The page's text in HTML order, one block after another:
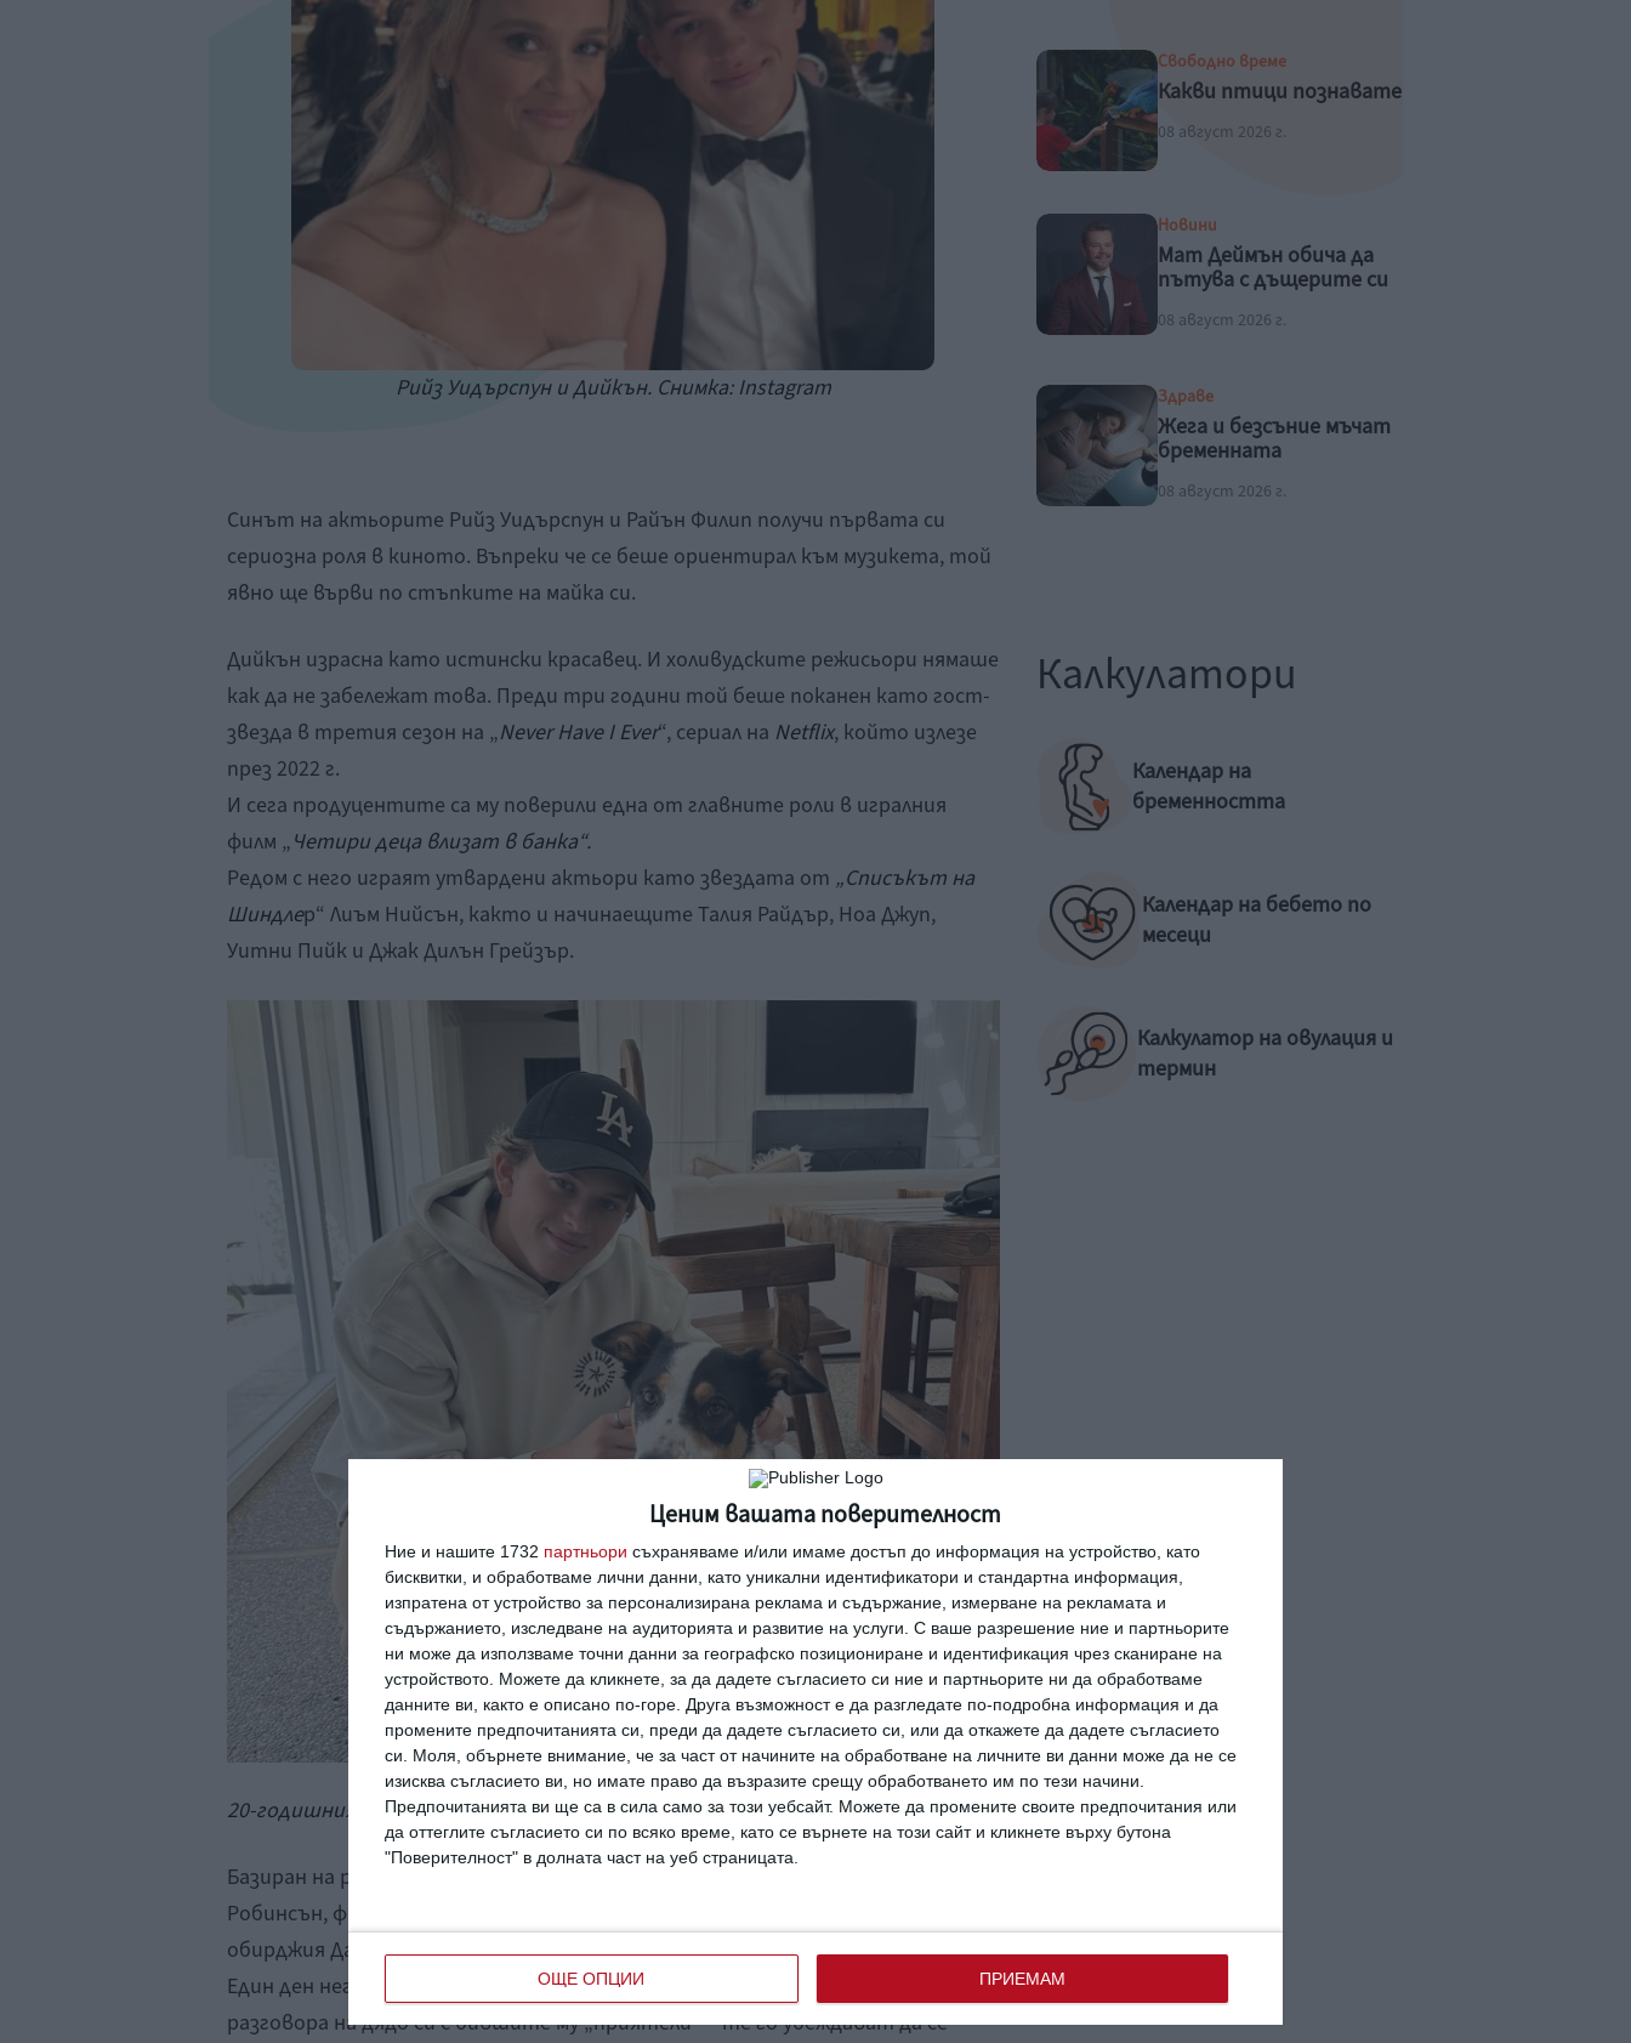
Ценим вашата поверителност
Ние и нашите 1732 партньори съхраняваме и/или имаме достъп до информация на устройство, като
бисквитки, и обработваме лични данни, като уникални идентификатори и стандартна информация,
изпратена от устройство за персонализирана реклама и съдържание, измерване на рекламата и
съдържанието, изследване на аудиторията и развитие на услуги. С ваше разрешение ние и партньорите
ни може да използваме точни данни за географско позициониране и идентификация чрез сканиране на
устройството. Можете да кликнете, за да дадете съгласието си ние и партньорите ни да обработваме
данните ви, както е описано по-горе. Друга възможност е да разгледате по-подробна информация и да
промените предпочитанията си, преди да дадете съгласието си, или да откажете да дадете съгласието
си.
Моля, обърнете внимание, че за част от начините на обработване на личните ви данни може да не се
изисква съгласието ви, но имате право да възразите срещу обработването им по тези начини.
Предпочитанията ви ще са в сила само за този уебсайт. Можете да промените своите предпочитания или
да оттеглите съгласието си по всяко време, като се върнете на този сайт и кликнете върху бутона
"Поверителност" в долната част на уеб страницата.
ОЩЕ ОПЦИИ ПРИЕМАМ
Рийз Уидърспун и Дийкън. Снимка: Instagram
Синът на актьорите Рийз Уидърспун и Райън Филип получи първата си
сериозна роля в киното. Въпреки че се беше ориентирал към музикета, той
явно ще върви по стъпките на майка си.
Дийкън израсна като истински красавец. И холивудските режисьори нямаше
как да не забележат това. Преди три години той беше поканен като гост-
звезда в третия сезон на „Never Have I Ever“, сериал на Netflix, който излезе
през 2022 г.
И сега продуцентите са му поверили една от главните роли в игралния
филм „Четири деца влизат в банка“.
Редом с него играят утвардени актьори като звездата от „Списъкът на
Шиндлер“ Лиъм Нийсън, както и начинаещите Талия Райдър, Ноа Джуп,
Уитни Пийк и Джак Дилън Грейзър.
20-годишният Дийкън. Снимка: Instagram
Базиран на романа на Матю Розенберг и адаптиран от сценариста Мат
Робинсън, филмът се съсредоточава върху историята на бившия банков
обирджия Дани (Лиъм Нийсън)
Един ден неговата внучка тийнейджърка Пейдж (Талия Райдър) чува
разговора на дядо си с бившите му „приятели“ – те го убеждават да се
Свободно време
Какви птици познавате
08 август 2026 г.
Новини
Мат Деймън обича да
пътува с дъщерите си
08 август 2026 г.
Здраве
Жега и безсъние мъчат
бременната
08 август 2026 г.
Калкулатори
Календар на
бременността
Календар на бебето по
месеци
Калкулатор на овулация и
термин